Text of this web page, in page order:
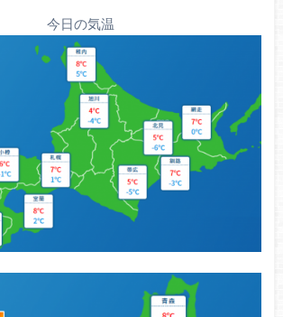
今日の気温